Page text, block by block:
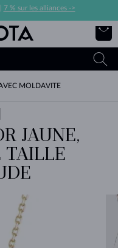
7 % sur les alliances ->
MOLDAVITE
JAUNE,
TAILLE